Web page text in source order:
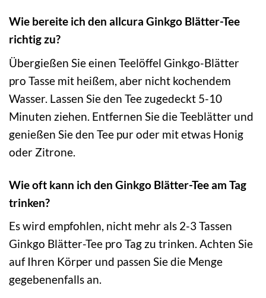
Wie bereite ich den allcura Ginkgo Blätter-Tee
richtig zu?
Übergießen Sie einen Teelöffel Ginkgo-Blätter
pro Tasse mit heißem, aber nicht kochendem
Wasser. Lassen Sie den Tee zugedeckt 5-10
Minuten ziehen. Entfernen Sie die Teeblätter und
genießen Sie den Tee pur oder mit etwas Honig
oder Zitrone.
Wie oft kann ich den Ginkgo Blätter-Tee am Tag
trinken?
Es wird empfohlen, nicht mehr als 2-3 Tassen
Ginkgo Blätter-Tee pro Tag zu trinken. Achten Sie
auf Ihren Körper und passen Sie die Menge
gegebenenfalls an.